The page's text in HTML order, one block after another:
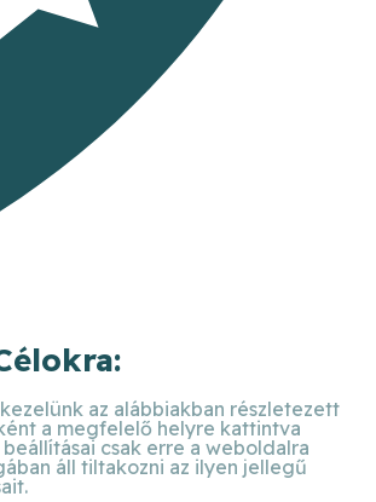
az alábbiakban részletezett
a megfelelő helyre kattintva
csak erre a weboldalra
áll tiltakozni az ilyen jellegű